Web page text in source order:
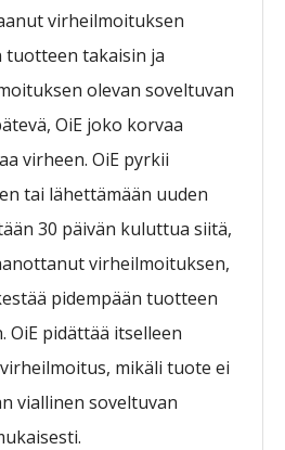
virheilmoituksen
tuotteen takaisin ja
olevan soveltuvan
OiE joko korvaa
virheen. OiE pyrkii
tai lähettämään uuden
30 päivän kuluttua siitä,
virheilmoituksen,
pidempään tuotteen
OiE pidättää itselleen
mikäli tuote ei
viallinen soveltuvan